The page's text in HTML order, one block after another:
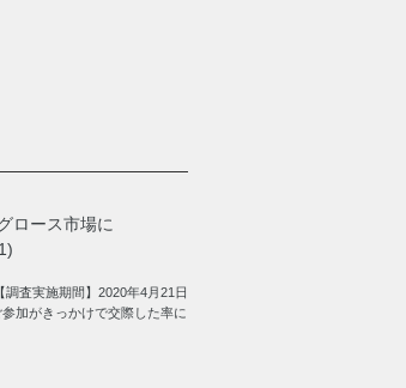
ロース市場に
査実施期間】2020年4月21日
加がきっかけで交際した率に